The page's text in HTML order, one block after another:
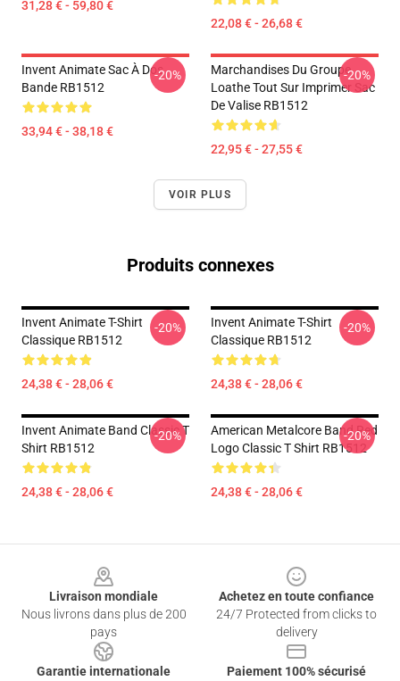
31,28 € - 59,80 €
22,08 € - 26,68 €
Invent Animate Sac À Dos
Bande RB1512
33,94 € - 38,18 €
-20%
Marchandises Du Groupe
Loathe Tout Sur Imprimer Sac
De Valise RB1512
22,95 € - 27,55 €
-20%
VOIR PLUS
Produits connexes
Invent Animate T-Shirt
Classique RB1512
24,38 € - 28,06 €
-20%
Invent Animate T-Shirt
Classique RB1512
24,38 € - 28,06 €
-20%
Invent Animate Band Classic T
Shirt RB1512
24,38 € - 28,06 €
-20%
American Metalcore Band Red
Logo Classic T Shirt RB1512
24,38 € - 28,06 €
-20%
Livraison mondiale
Nous livrons dans plus de 200
pays
Achetez en toute confiance
24/7 Protected from clicks to
delivery
Garantie internationale
Paiement 100% sécurisé